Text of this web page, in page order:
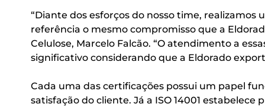
“Diante dos esforços do nosso time,
referência o mesmo compromisso que a
Celulose, Marcelo Falcão. “O atendimento a
significativo considerando que a Eldorado
Cada uma das certificações possui um papel
satisfação do cliente. Já a ISO 14001